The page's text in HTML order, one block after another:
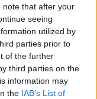
note that after your
seeing
utilized by
parties prior to
of the further
third parties on the
information may
the IAB’s List of
szalenie
trudniejszą –
odbiegają